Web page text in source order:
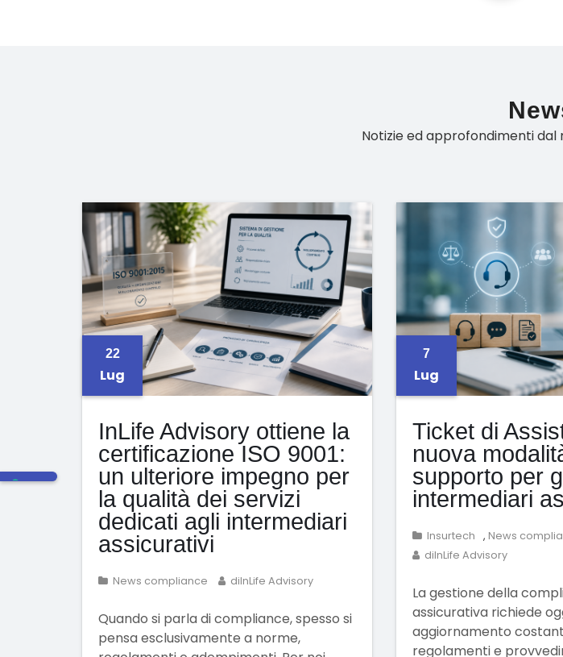
Notizie ed approfondimenti dal
22
Lug
InLife Advisory ottiene la
certificazione ISO 9001:
un ulteriore impegno per
la qualità dei servizi
dedicati agli intermediari
assicurativi
News compliance diInLife Advisory
Quando si parla di compliance, spesso si
pensa esclusivamente a norme,
7
Lug
Ticket di
nuova
supporto per
intermediari
Insurtech , News
diInLife Advisory
La gestione della
assicurativa richiede
aggiornamento
regolamenti e